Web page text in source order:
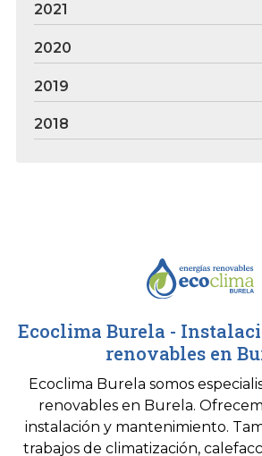
2021
2020
2019
2018
Ecoclima Burela -
renovables en
Ecoclima Burela somos
renovables en Burela.
instalación y mantenimiento.
trabajos de climatización,